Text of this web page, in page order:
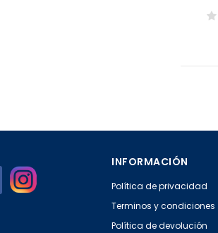
INFORMACIÓN
Política de privacidad
Terminos y condiciones
Política de devolución